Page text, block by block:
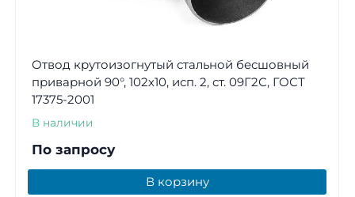
Отвод крутоизогнутый стальной бесшовный
приварной 90°, 102х10, исп. 2, ст. 09Г2С, ГОСТ
17375-2001
В наличии
По запросу
В корзину